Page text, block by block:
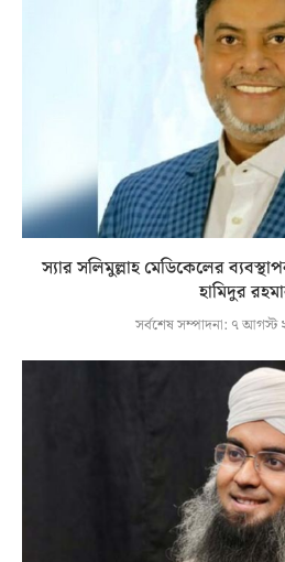
স্যার সলিমুল্লাহ মেডিকেলের
হামিদুর
সর্বশেষ সম্পাদনা: ৭ আগস্ট